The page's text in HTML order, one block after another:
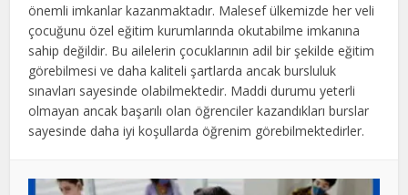
önemli imkanlar kazanmaktadır. Malesef ülkemizde her veli
çocuğunu özel eğitim kurumlarında okutabilme imkanına
sahip değildir. Bu ailelerin çocuklarının adil bir şekilde eğitim
görebilmesi ve daha kaliteli şartlarda ancak bursluluk
sınavları sayesinde olabilmektedir. Maddi durumu yeterli
olmayan ancak başarılı olan öğrenciler kazandıkları burslar
sayesinde daha iyi koşullarda öğrenim görebilmektedirler.